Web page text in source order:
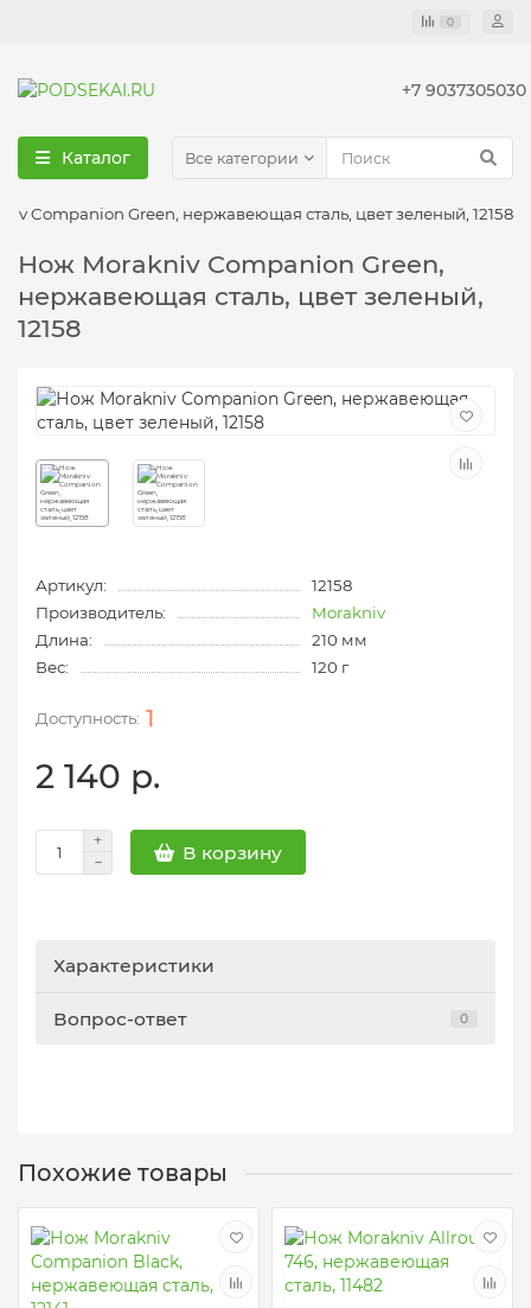
0
+7 9037305030
Каталог Все категории
Companion Green, нержавеющая сталь, цвет зеленый, 12158
Нож Morakniv Companion Green,
нержавеющая сталь, цвет зеленый,
12158
Артикул:
12158
Производитель:
Morakniv
Длина:
210 мм
Вес:
120 г
1
2 140 р.
В корзину
Характеристики
Вопрос-ответ 0
Похожие товары